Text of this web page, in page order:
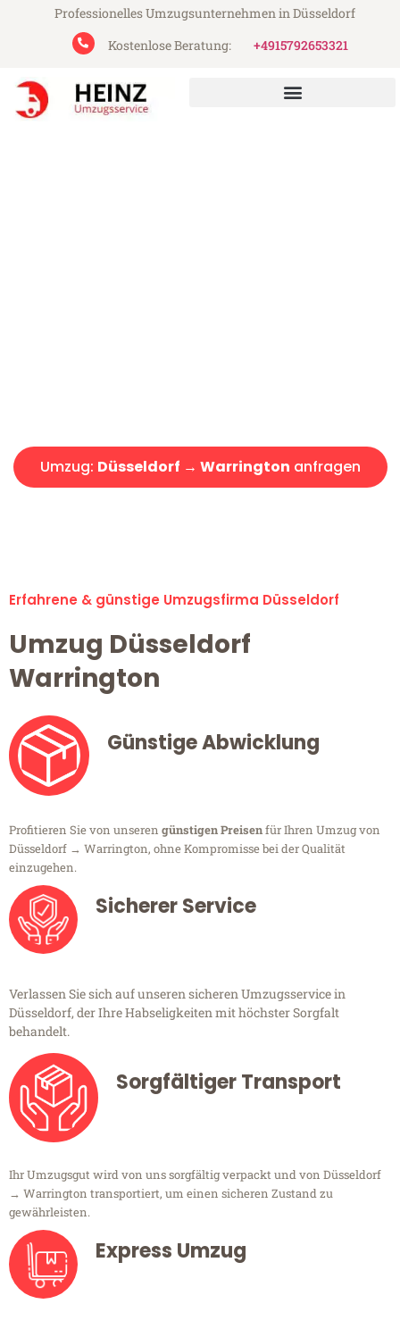
Professionelles Umzugsunternehmen in Düsseldorf
Kostenlose Beratung:
+4915792653321
Umzug: Düsseldorf → Warrington anfragen
Erfahrene & günstige Umzugsfirma Düsseldorf
Umzug Düsseldorf
Warrington
Günstige Abwicklung
Profitieren Sie von unseren günstigen Preisenfür Ihren Umzug von
Düsseldorf → Warrington, ohne Kompromisse bei der Qualität
einzugehen.
Sicherer Service
Verlassen Sie sich auf unseren sicheren Umzugsservice in
Düsseldorf, der Ihre Habseligkeiten mit höchster Sorgfalt
behandelt.
Sorgfältiger Transport
Ihr Umzugsgut wird von uns sorgfältig verpackt und von Düsseldorf
→ Warrington transportiert, um einen sicheren Zustand zu
gewährleisten.
Express Umzug